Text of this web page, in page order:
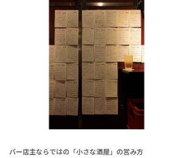
バー店主ならではの「小さな酒屋」の営み方